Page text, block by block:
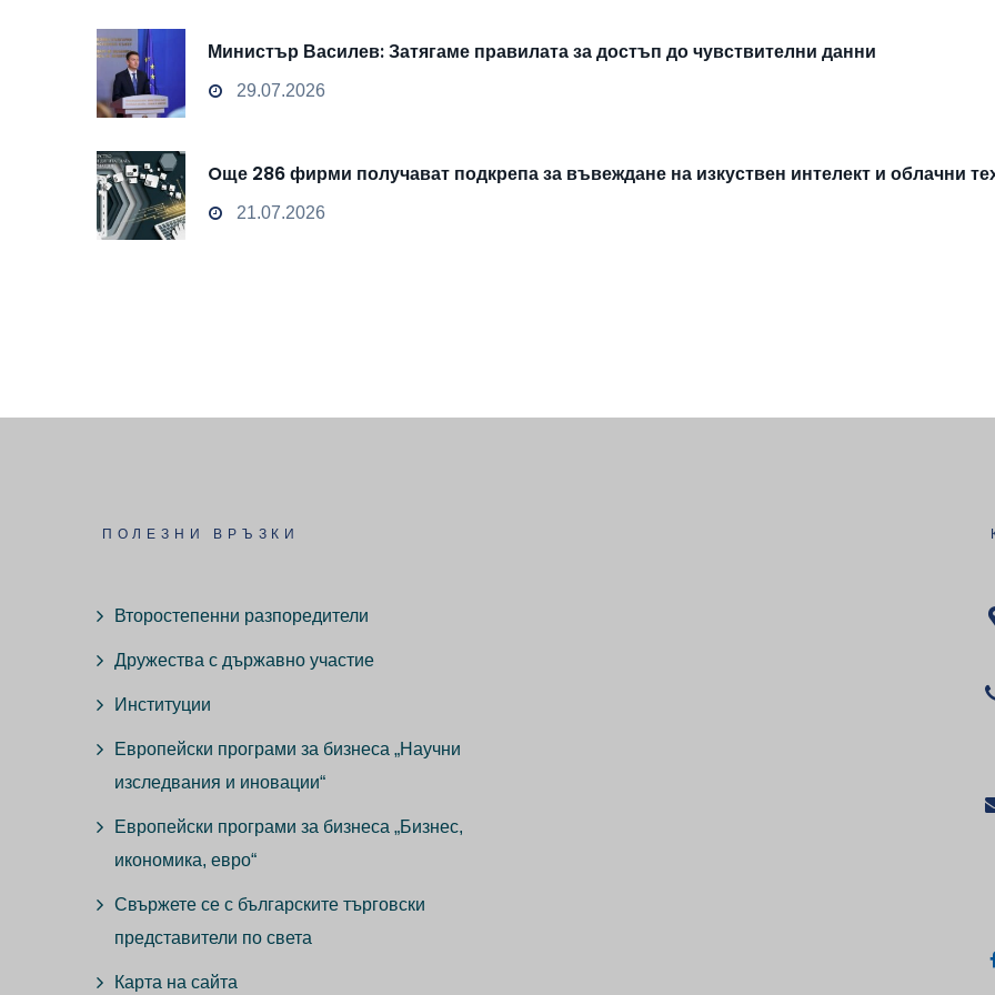
Министър Василев: Затягаме правилата за достъп до чувствителни данни
29.07.2026
Oще 286 фирми получават подкрепа за въвеждане на изкуствен интелект и облачни
21.07.2026
ПОЛЕЗНИ ВРЪЗКИ
Второстепенни разпоредители
Дружества с държавно участие
Институции
Европейски програми за бизнеса „Научни
изследвания и иновации“
Европейски програми за бизнеса „Бизнес,
икономика, евро“
Свържете се с българските търговски
представители по света
Карта на сайта